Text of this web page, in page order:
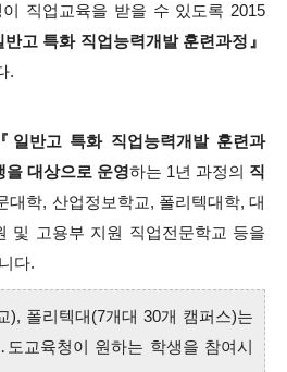
직업교육을 받을 수 있도록 2015
반고 특화 직업능력개발 훈련과정』
.
『일반고 특화 직업능력개발 훈련과
을 대상으로 운영하는 1년 과정의 직
대학, 산업정보학교, 폴리텍대학, 대
및 고용부 지원 직업전문학교 등을
다.
폴리텍대(7개대 30개 캠퍼스)는
교육청이 원하는 학생을 참여시